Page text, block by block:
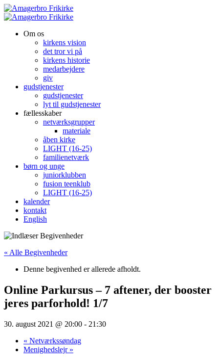
Om os
kirkens vision
det tror vi på
kirkens historie
medarbejdere
giv
gudstjenester
gudstjenester
lyt til gudstjenester
fællesskaber
netværksgrupper
materiale
åben kirke
LIGHT (16-25)
familienetværk
børn og unge
juniorklubben
fusion teenklub
LIGHT (16-25)
kalender
kontakt
English
« Alle Begivenheder
Denne begivenhed er allerede afholdt.
Online Parkursus – 7 aftener, der booster
jeres parforhold! 1/7
30. august 2021 @ 20:00 - 21:30
« Netværkssøndag
Menighedslejr »